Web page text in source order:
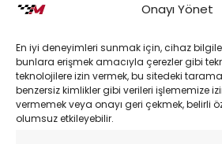
Onayı Yönet
En iyi deneyimleri sunmak için, cihaz
bunlara erişmek amacıyla çerezler gibi
teknolojilere izin vermek, bu sitedeki
benzersiz kimlikler gibi verileri işlememize
vermemek veya onayı geri çekmek, belirli
olumsuz etkileyebilir.
Kişisel Verilerin Korunması
Mesafeli Satış Sözleşmesi